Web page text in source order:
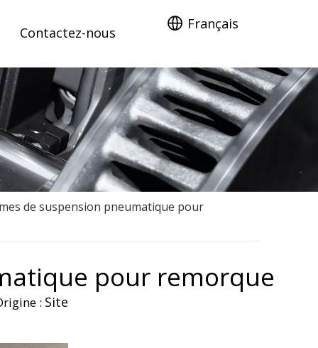
Contactez-nous
Français
de suspension pneumatique pour
pour remorque
: Site